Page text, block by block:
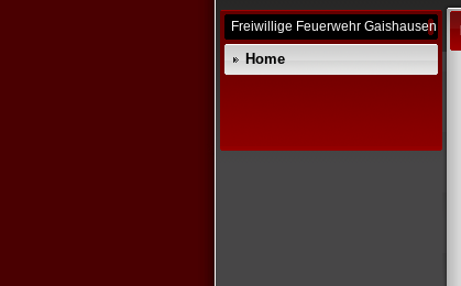
Freiwillige Feuerwehr Gaishausen
Home